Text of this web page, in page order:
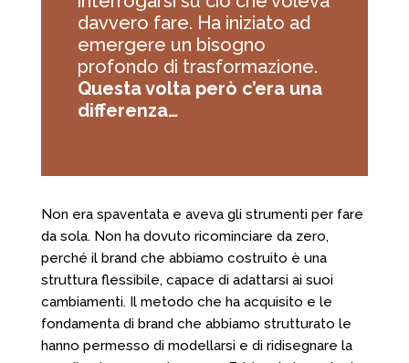
davvero fare. Ha iniziato ad
emergere un bisogno
profondo di trasformazione.
Questa volta però c’era una
differenza…
Non era spaventata e aveva gli strumenti per fare
da sola. Non ha dovuto ricominciare da zero,
perché il brand che abbiamo costruito è una
struttura flessibile, capace di adattarsi ai suoi
cambiamenti. Il metodo che ha acquisito e le
fondamenta di brand che abbiamo strutturato le
hanno permesso di modellarsi e di ridisegnare la